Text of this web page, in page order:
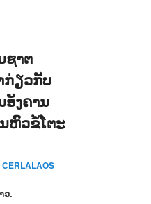
ຊາຕ
ກ່ຽວກັບ
ອັງຄານ
ຫົວຂໍ້ໂຕະ
CERLALAOS
ວ.